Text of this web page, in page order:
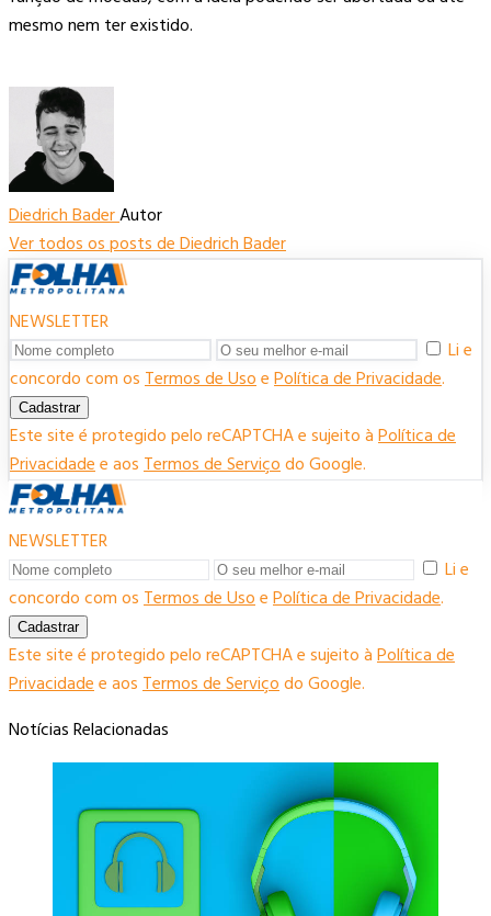
mesmo nem ter existido.
Diedrich BaderAutor
Ver todos os posts de Diedrich Bader
NEWSLETTER
Li e
concordo com osTermos de UsoePolítica de Privacidade.
Cadastrar
Este site é protegido pelo reCAPTCHA e sujeito àPolítica de
Privacidadee aosTermos de Serviçodo Google.
NEWSLETTER
Li e
concordo com osTermos de UsoePolítica de Privacidade.
Cadastrar
Este site é protegido pelo reCAPTCHA e sujeito àPolítica de
Privacidadee aosTermos de Serviçodo Google.
Notícias Relacionadas